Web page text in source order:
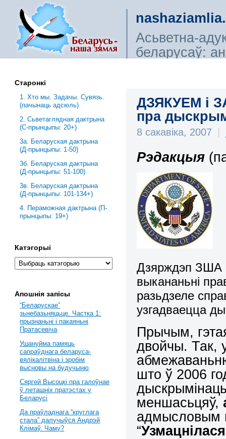
Асьветна-
беларусаў:
ДЗЯКУЕМ і
пра
8 сакавіка, 2007 |
Рэдакцыя
Дзярждэп ЗША
выкананьні
разьдзеле
узгадваецца
Прычым,
двойчы. Так,
што ў 2006
меншасьцяў,
адмысловым
“
Старонкі
1. Хто мы. Задачы. Сувязь.
(пачынаць адсюль)
2. Сьветаглядная дактрына
(С-прынцыпы: 20+)
3a. Беларуская дактрына
(Д-прынцыпы: 1-50)
3б. Беларуская дактрына
(Д-прынцыпы: 51-100)
3в. Беларуская дактрына
(Д-прынцыпы: 101-134+)
4. Пераможная дактрына (П-
прынцыпы: 19+)
Катэгорыі
Апошнія запісы
“Беларускае”
зьнебазьняцьце. Частка 1:
прызнаньні і пакаяньні
Пратасевіча
Ушануйма памяць
сапраўднага беларуса-
вялікалітвіна і зробім
высновы на будучыню
Сяргей Высоцкі пра галоўнае
ў леташніх пратэстах у
Беларусі
Да праўладнага “круглага
стала” далучыўся Андрэй
Клімаў. Чаму?